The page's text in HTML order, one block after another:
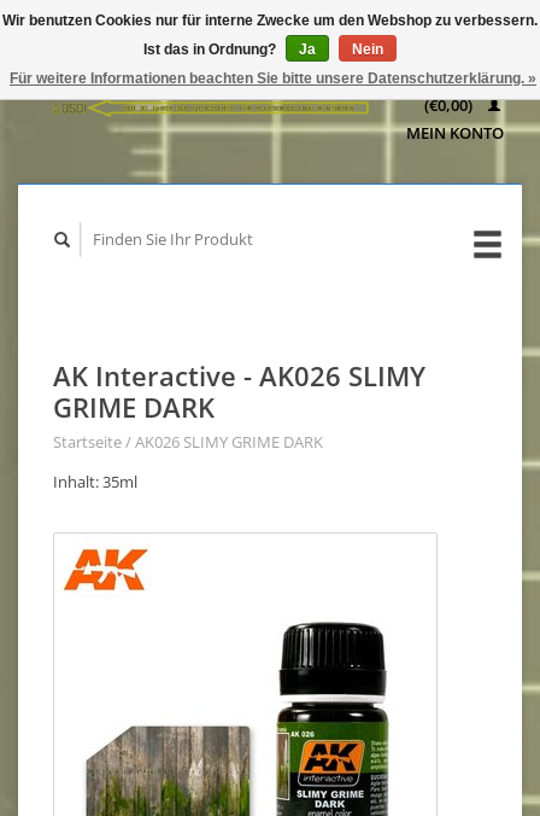
WARENKORB
(€0,00)
MEIN KONTO
AK Interactive - AK026 SLIMY
GRIME DARK
Startseite/AK026 SLIMY GRIME DARK
Inhalt: 35ml
Wir benutzen Cookies nur für interne Zwecke um den Webshop zu verbessern.
Ist das in Ordnung?
Ja
Nein
Für weitere Informationen beachten Sie bitte unsere Datenschutzerklärung. »